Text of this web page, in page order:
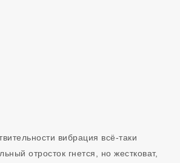
вибрация всё-таки
отросток гнется, но жестковат,